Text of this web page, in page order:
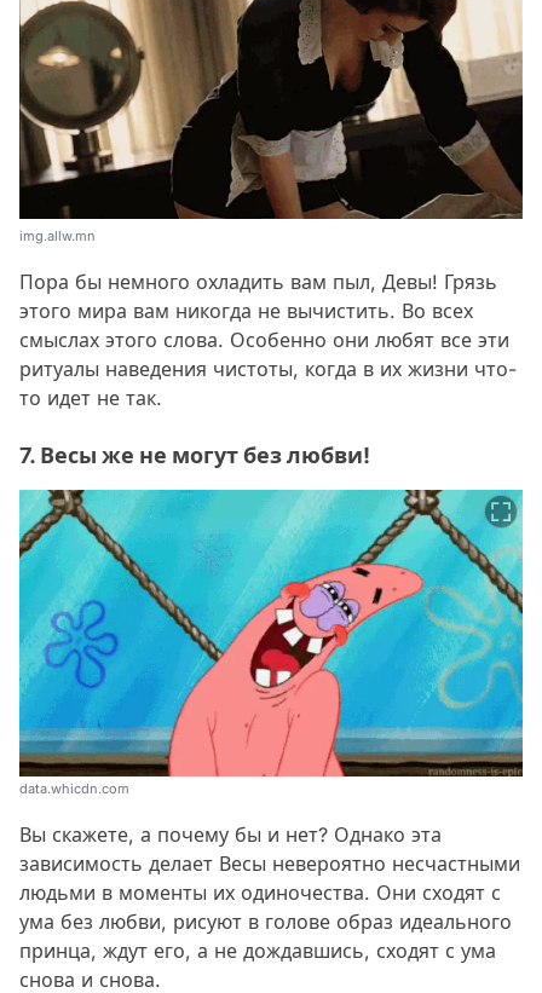
img.allw.mn
Пора бы немного охладить вам пыл, Девы! Грязь
этого мира вам никогда не вычистить. Во всех
смыслах этого слова. Особенно они любят все эти
ритуалы наведения чистоты, когда в их жизни что-
то идет не так.
7. Весы же не могут без любви!
data.whicdn.com
Вы скажете, а почему бы и нет? Однако эта
зависимость делает Весы невероятно несчастными
людьми в моменты их одиночества. Они сходят с
ума без любви, рисуют в голове образ идеального
принца, ждут его, а не дождавшись, сходят с ума
снова и снова.